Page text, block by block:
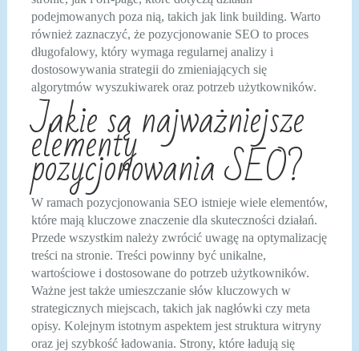
podejmowanych poza nią, takich jak link building. Warto
również zaznaczyć, że pozycjonowanie SEO to proces
długofalowy, który wymaga regularnej analizy i
dostosowywania strategii do zmieniających się
algorytmów wyszukiwarek oraz potrzeb użytkowników.
Jakie są najważniejsze
elementy
pozycjonowania SEO?
W ramach pozycjonowania SEO istnieje wiele elementów,
które mają kluczowe znaczenie dla skuteczności działań.
Przede wszystkim należy zwrócić uwagę na optymalizację
treści na stronie. Treści powinny być unikalne,
wartościowe i dostosowane do potrzeb użytkowników.
Ważne jest także umieszczanie słów kluczowych w
strategicznych miejscach, takich jak nagłówki czy meta
opisy. Kolejnym istotnym aspektem jest struktura witryny
oraz jej szybkość ładowania. Strony, które ładują się